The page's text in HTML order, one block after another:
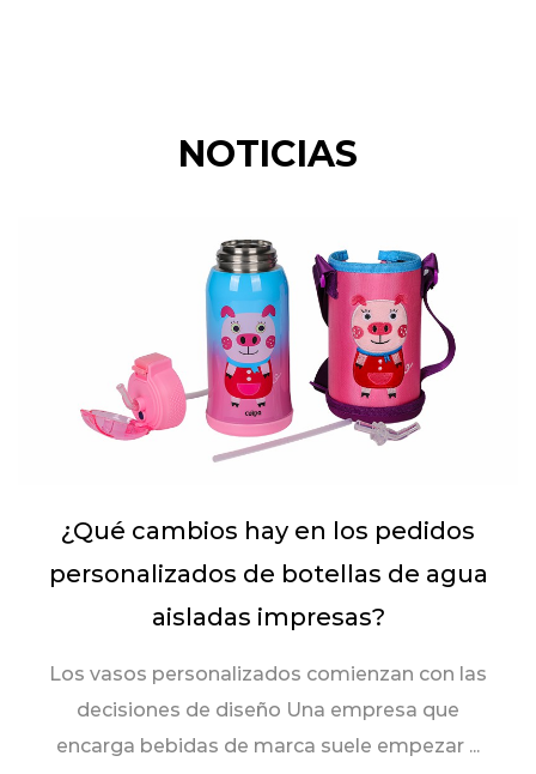
NOTICIAS
¿Qué cambios hay en los pedidos
personalizados de botellas de agua
aisladas impresas?
Los vasos personalizados comienzan con las
decisiones de diseño Una empresa que
encarga bebidas de marca suele empezar ...